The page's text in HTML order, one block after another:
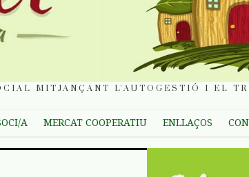
MITJANÇANT L'AUTOGESTIÓ I EL
A MERCAT COOPERATIU ENLLAÇOS